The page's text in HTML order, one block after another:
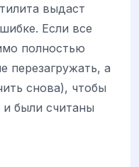
выдаст
Если все
полностью
перезагружать, а
снова), чтобы
и были считаны